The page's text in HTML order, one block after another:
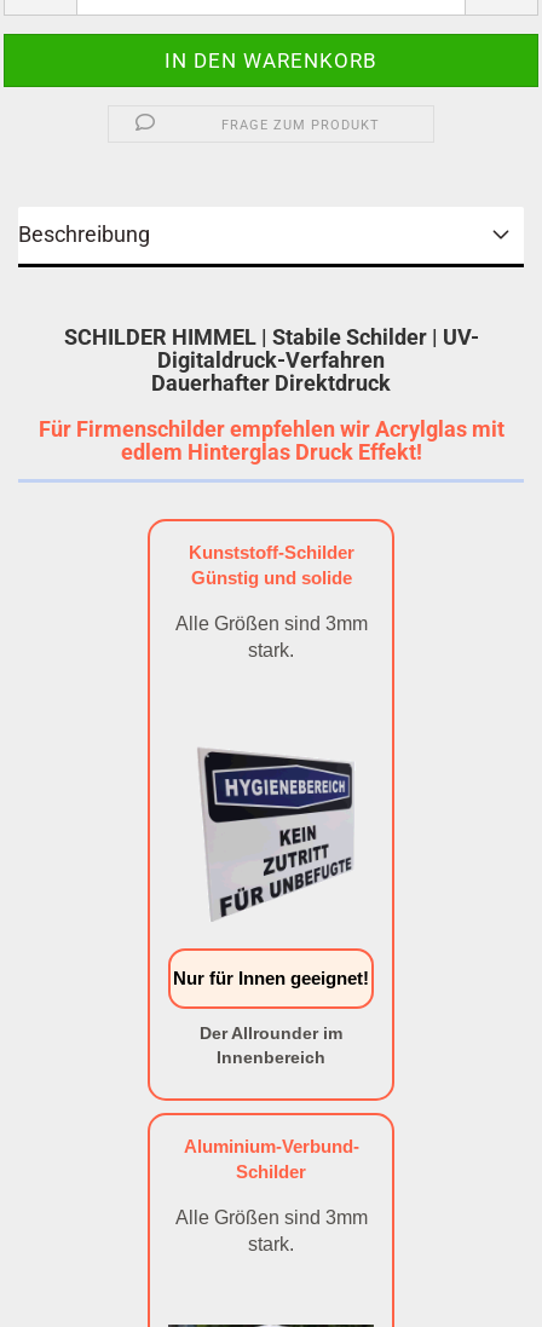
FRAGE ZUM PRODUKT
Beschreibung
SCHILDER HIMMEL | Stabile Schilder | UV-
Digitaldruck-Verfahren
Dauerhafter Direktdruck
Für Firmenschilder empfehlen wir Acrylglas mit
edlem Hinterglas Druck Effekt!
Kunststoff-Schilder
Günstig und solide
Alle Größen sind 3mm
stark.
Nur für Innen geeignet!
Der Allrounder im
Innenbereich
Aluminium-Verbund-
Schilder
Alle Größen sind 3mm
stark.